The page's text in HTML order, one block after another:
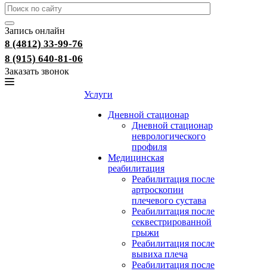
Запись онлайн
8 (4812) 33-99-76
8 (915) 640-81-06
Заказать звонок
Услуги
Дневной стационар
Дневной стационар
неврологического
профиля
Медицинская
реабилитация
Реабилитация после
артроскопии
плечевого сустава
Реабилитация после
секвестрированной
грыжи
Реабилитация после
вывиха плеча
Реабилитация после